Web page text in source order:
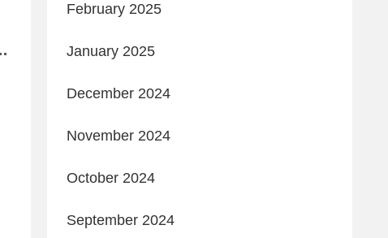
February 2025
January 2025
December 2024
November 2024
October 2024
September 2024